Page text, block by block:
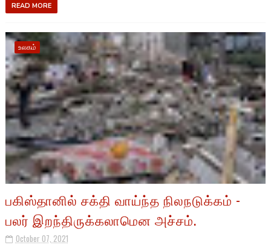
READ MORE
உலகம்
பகிஸ்தானில் சக்தி வாய்ந்த நிலநடுக்கம் -
பலர் இறந்திருக்கலாமென அச்சம்.
October 07, 2021